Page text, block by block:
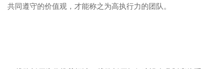
共同遵守的价值观，才能称之为高执行力的团队。